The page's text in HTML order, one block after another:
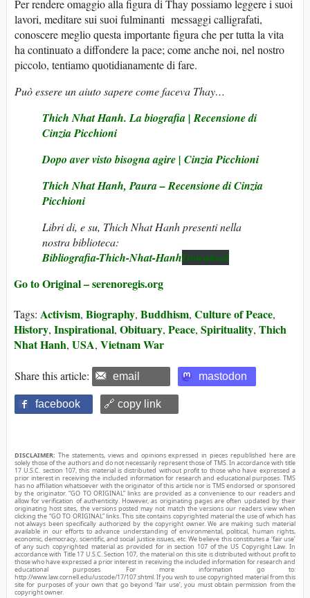
Per rendere omaggio alla figura di Thay possiamo leggere i suoi
lavori, meditare sui suoi fulminanti messaggi calligrafati,
conoscere meglio questa importante figura che per tutta la vita
ha continuato a diffondere la pace; come anche noi, nel nostro
piccolo, tentiamo quotidianamente di fare.
Può essere un aiuto sapere come faceva Thay…
Thich Nhat Hanh. La biografia | Recensione di
Cinzia Picchioni
Dopo aver visto bisogna agire | Cinzia Picchioni
Thich Nhat Hanh, Paura – Recensione di Cinzia
Picchioni
Libri di, e su, Thich Nhat Hanh presenti nella
nostra biblioteca:
Bibliografia-Thich-Nhat-HanhDownload
Go to Original – serenoregis.org
Tags: Activism, Biography, Buddhism, Culture of Peace,
History, Inspirational, Obituary, Peace, Spirituality, Thich
Nhat Hanh, USA, Vietnam War
Share this article: email mastodon
facebook 🔗 copy link
DISCLAIMER: The statements, views and opinions expressed in pieces republished here are
solely those of the authors and do not necessarily represent those of TMS. In accordance with title
17 U.S.C. section 107, this material is distributed without profit to those who have expressed a
prior interest in receiving the included information for research and educational purposes. TMS
has no affiliation whatsoever with the originator of this article nor is TMS endorsed or sponsored
by the originator. “GO TO ORIGINAL” links are provided as a convenience to our readers and
allow for verification of authenticity. However, as originating pages are often updated by their
originating host sites, the versions posted may not match the versions our readers view when
clicking the “GO TO ORIGINAL” links. This site contains copyrighted material the use of which has
not always been specifically authorized by the copyright owner. We are making such material
available in our efforts to advance understanding of environmental, political, human rights,
economic, democracy, scientific, and social justice issues, etc. We believe this constitutes a ‘fair use’
of any such copyrighted material as provided for in section 107 of the US Copyright Law. In
accordance with Title 17 U.S.C. Section 107, the material on this site is distributed without profit to
those who have expressed a prior interest in receiving the included information for research and
educational purposes. For more information go to:
http://www.law.cornell.edu/uscode/17/107.shtml. If you wish to use copyrighted material from this
site for purposes of your own that go beyond ‘fair use’, you must obtain permission from the
copyright owner.